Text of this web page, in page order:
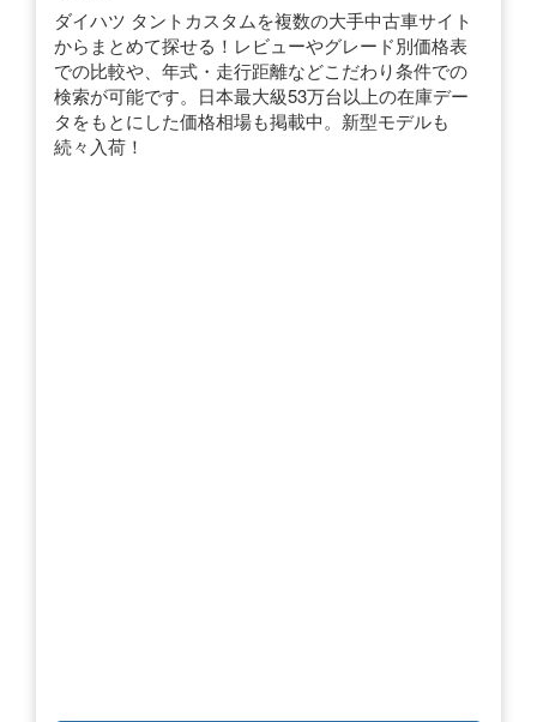
ダイハツ タントカスタムを複数の大手中古車サイト
からまとめて探せる！レビューやグレード別価格表
での比較や、年式・走行距離などこだわり条件での
検索が可能です。日本最大級53万台以上の在庫デー
タをもとにした価格相場も掲載中。新型モデルも
続々入荷！